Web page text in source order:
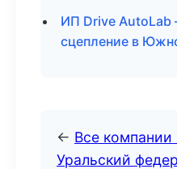
ИП Drive AutoLab
сцепление в
← Все компании
Уральский